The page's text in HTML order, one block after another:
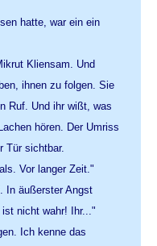
hatte, war ein ein
Kliensam. Und
ihnen zu folgen. Sie
Ruf. Und ihr wißt, was
hören. Der Umriss
Tür sichtbar.
Vor langer Zeit."
In äußerster Angst
nicht wahr! Ihr..."
Ich kenne das